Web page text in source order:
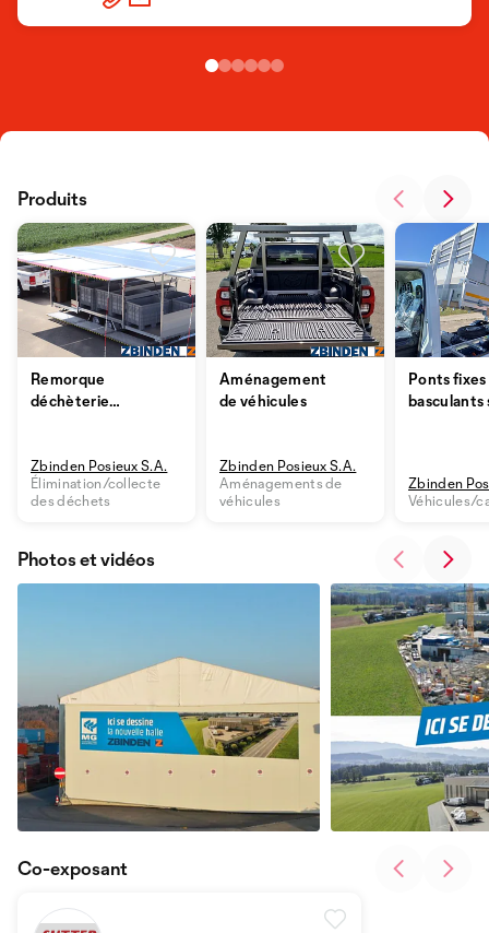
Remorque
déchèterie
Zbinden Posieux S.A.
Élimination/collecte
des déchets
Aménagement
de véhicules
Zbinden Posieux S.A.
Aménagements de
véhicules
Ponts
basculants
Zbinden
Véhicules/
Produits
Photos et vidéos
Co-exposant